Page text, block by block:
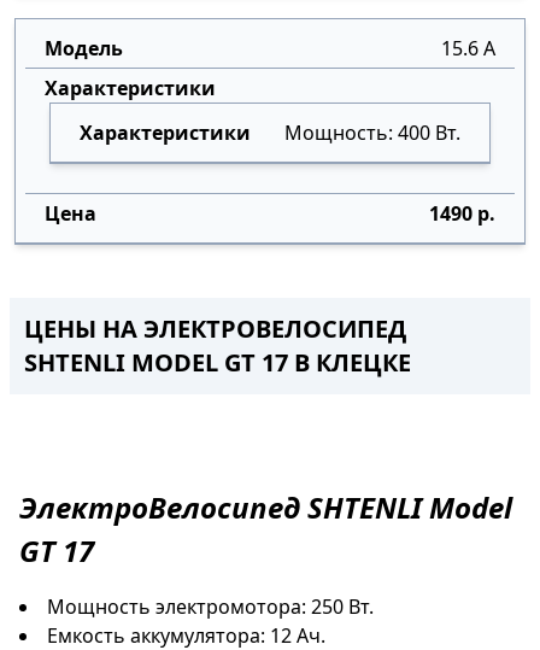
15.6 А
Мощность: 400 Вт.
1490 р.
ЦЕНЫ НА ЭЛЕКТРОВЕЛОСИПЕД
SHTENLI MODEL GT 17 В КЛЕЦКЕ
ЭлектроВелосипедSHTENLI Model
GT 17
Мощность электромотора: 250 Вт.
Емкость аккумулятора: 12 Ач.